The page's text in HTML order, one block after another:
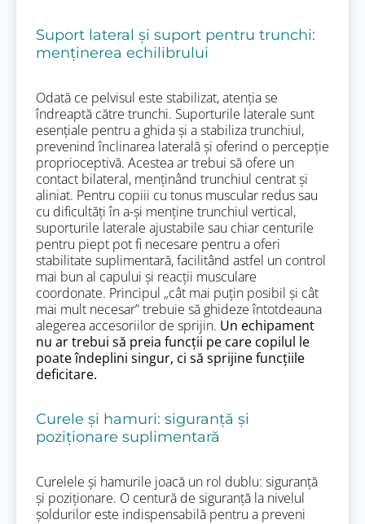
Suport lateral și suport pentru trunchi:
menținerea echilibrului
Odată ce pelvisul este stabilizat, atenția se
îndreaptă către trunchi. Suporturile laterale sunt
esențiale pentru a ghida și a stabiliza trunchiul,
prevenind înclinarea laterală și oferind o percepție
proprioceptivă. Acestea ar trebui să ofere un
contact bilateral, menținând trunchiul centrat și
aliniat. Pentru copiii cu tonus muscular redus sau
cu dificultăți în a-și menține trunchiul vertical,
suporturile laterale ajustabile sau chiar centurile
pentru piept pot fi necesare pentru a oferi
stabilitate suplimentară, facilitând astfel un control
mai bun al capului și reacții musculare
coordonate. Principul „cât mai puțin posibil și cât
mai mult necesar” trebuie să ghideze întotdeauna
alegerea accesoriilor de sprijin. Un echipament
nu ar trebui să preia funcții pe care copilul le
poate îndeplini singur, ci să sprijine funcțiile
deficitare.
Curele și hamuri: siguranță și
poziționare suplimentară
Curelele și hamurile joacă un rol dublu: siguranță
și poziționare. O centură de siguranță la nivelul
șoldurilor este indispensabilă pentru a preveni